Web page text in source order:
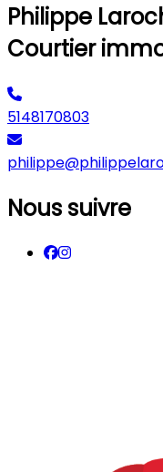
Philippe
Courtier
5148170803
Nous suivre